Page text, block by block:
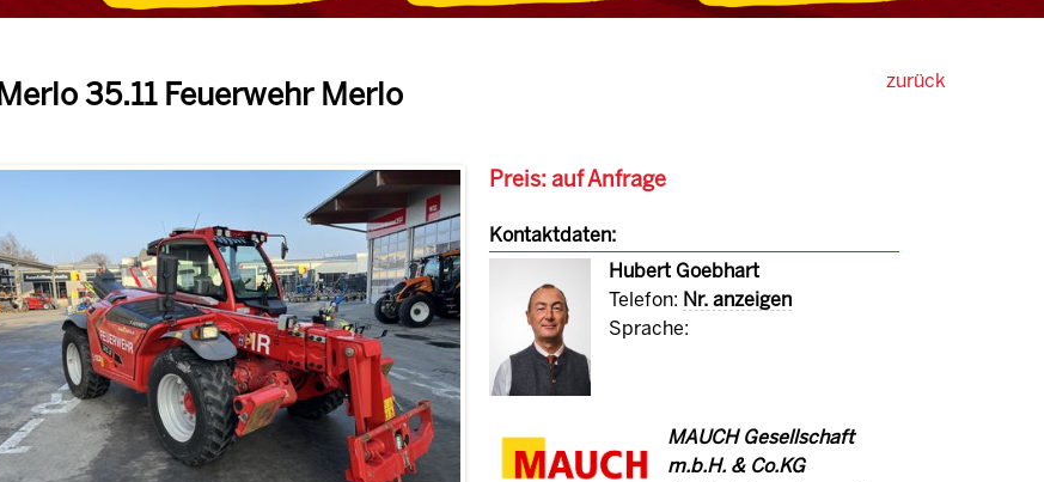
Merlo 35.11 Feuerwehr Merlo
zurück
Preis: auf Anfrage
Kontaktdaten:
Hubert Goebhart
Telefon: Nr. anzeigen
Sprache:
MAUCH Gesellschaft
m.b.H. & Co.KG